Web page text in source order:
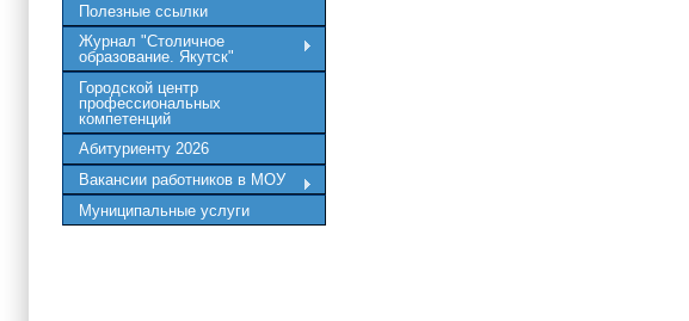
Полезные ссылки
Журнал "Столичное
образование. Якутск"
Городской центр
профессиональных
компетенций
Абитуриенту 2026
Вакансии работников в МОУ
Муниципальные услуги